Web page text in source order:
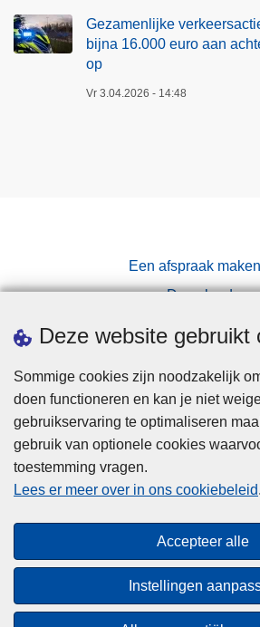
Deze website gebruikt
Sommige cookies zijn noodzakelijk
doen functioneren en kan je niet
gebruikservaring te optimaliseren
gebruik van optionele cookies
toestemming vragen.
Lees er meer over in ons cookiebeleid.
Accepteer alle
Instellingen
Gezamenlijke
bijna 16.000 euro aan
op
Vr 3.04.2026 - 14:48
Een afspraak maken
Downloads
Pers
Privacy
© 2026 Politie.be